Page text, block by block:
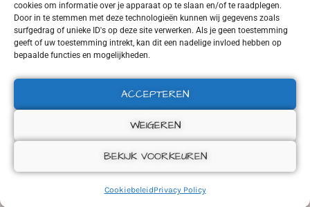
cookies om informatie over je apparaat op te slaan en/of te raadplegen.
Door in te stemmen met deze technologieën kunnen wij gegevens zoals
surfgedrag of unieke ID's op deze site verwerken. Als je geen toestemming
geeft of uw toestemming intrekt, kan dit een nadelige invloed hebben op
bepaalde functies en mogelijkheden.
ACCEPTEREN
WEIGEREN
BEKIJK VOORKEUREN
CookiebeleidPrivacy Policy
Tel. BE: +32495219857 (NL, EN)
2026 © ALL RIGHTS RESERVED.